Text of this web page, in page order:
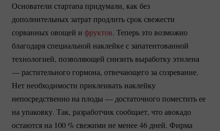
Основатели стартапа придумали, как без
дополнительных затрат продлить срок свежести
сорванных овощей и фруктов. Теперь это возможно
благодаря специальной наклейке с запатентованной
технологией, позволяющей снизить выработку этилена
— растительного гормона, отвечающего за созревание.
Нет необходимости приклеивать наклейку
непосредственно на плоды — достаточного поместить ее
на упаковку. Так, разработчик сообщает, что авокадо
остаются на 100 %свежими не менее 46 дней. Фирма